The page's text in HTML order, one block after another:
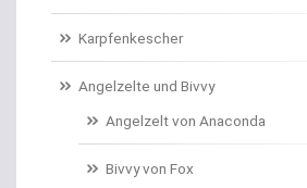
Brothaken gebunden
Campinggeschirr
Karpfenkescher
Angelzelte und Bivvy
Angelzelt von Anaconda
Bivvy von Fox